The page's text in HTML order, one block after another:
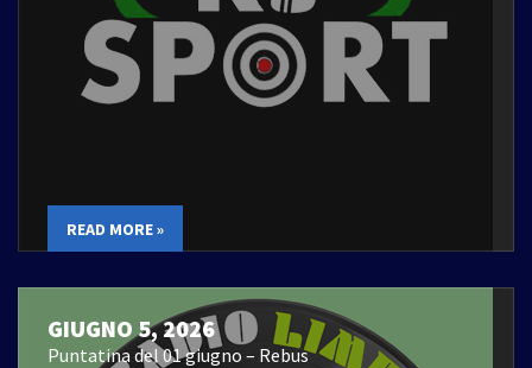
READ MORE »
GIUGNO 5, 2026
Puntatina del 01 giugno – Rebus